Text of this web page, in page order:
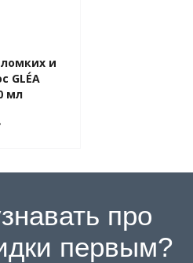
и
GLÉA
мл
про
первым?